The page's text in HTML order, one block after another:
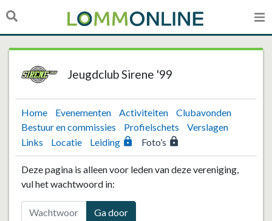
Jeugdclub Sirene '99
Home Evenementen Activiteiten
Clubavonden
Bestuur en commissies
Profielschets
Verslagen
Links
Locatie Leiding lock Foto’s lock
Deze pagina is alleen voor leden van deze vereniging,
vul het wachtwoord in:
Ga door